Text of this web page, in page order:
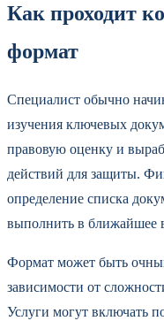
Как проходит
формат
Специалист обычно
изучения ключевых
правовую оценку и
действий для защиты.
определение списка
выполнить в ближайшее
Формат может быть
зависимости от
Услуги могут включать